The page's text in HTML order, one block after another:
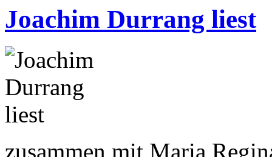
Joachim Durrang liest
zusammen mit Maria